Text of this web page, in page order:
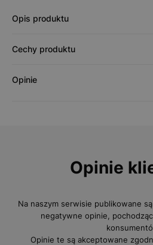
Opis produktu
Cechy produktu
Opinie
Opinie
Na naszym serwisie publikowane
negatywne opinie,
Opinie te są akceptowane